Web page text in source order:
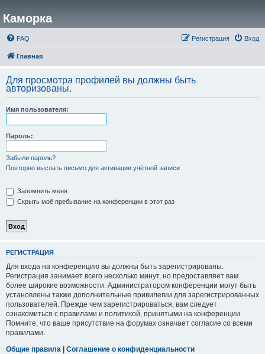
Каморка
FAQ Вход
Регистрация
Главная
Для просмотра профилей вы должны быть
авторизованы.
Имя пользователя:
Пароль:
Забыли пароль?
Повторно выслать письмо для активации учётной записи
Запомнить меня
Скрыть моё пребывание на конференции в этот раз
РЕГИСТРАЦИЯ
Для входа на конференцию вы должны быть зарегистрированы.
Регистрация занимает всего несколько минут, но предоставляет вам
более широкие возможности. Администратором конференции могут быть
установлены также дополнительные привилегии для зарегистрированных
пользователей. Прежде чем зарегистрироваться, вам следует
ознакомиться с правилами и политикой, принятыми на конференции.
Помните, что ваше присутствие на форумах означает согласие со всеми
правилами.
Общие правила | Соглашение о конфиденциальности